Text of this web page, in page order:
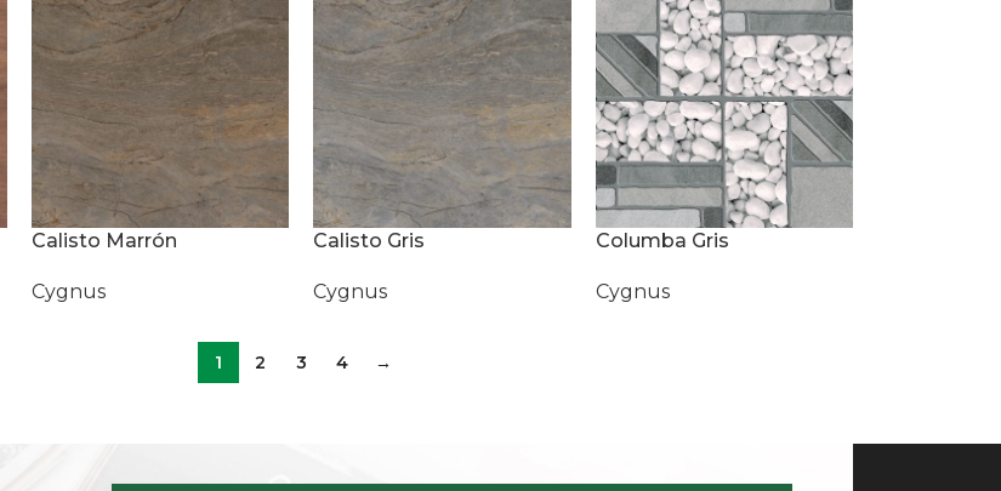
Calisto Marrón
Cygnus
Calisto Gris
Cygnus
Columba Gris
Cygnus
1 2 3 4 →